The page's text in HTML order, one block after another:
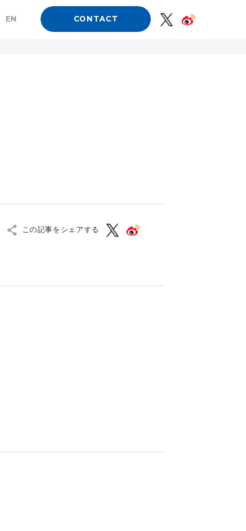
EN CONTACT
この記事をシェアする